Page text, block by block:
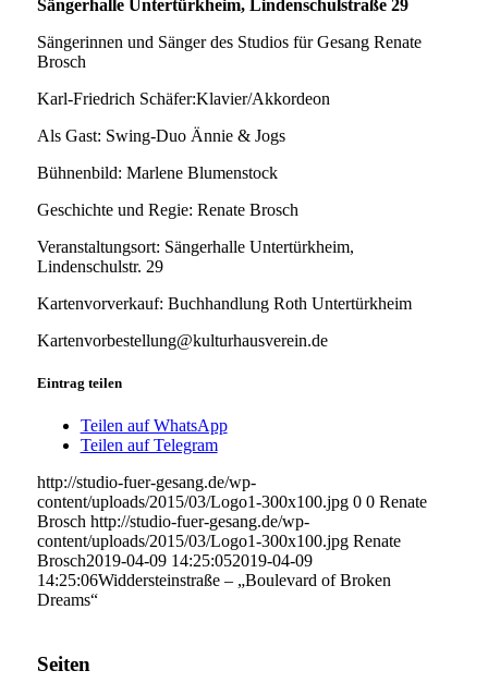
Sängerhalle Untertürkheim, Lindenschulstraße 29
Sängerinnen und Sänger des Studios für Gesang Renate
Brosch
Karl-Friedrich Schäfer:Klavier/Akkordeon
Als Gast: Swing-Duo Ännie & Jogs
Bühnenbild: Marlene Blumenstock
Geschichte und Regie: Renate Brosch
Veranstaltungsort: Sängerhalle Untertürkheim,
Lindenschulstr. 29
Kartenvorverkauf: Buchhandlung Roth Untertürkheim
Kartenvorbestellung@kulturhausverein.de
Eintrag teilen
Teilen auf WhatsApp
Teilen auf Telegram
http://studio-fuer-gesang.de/wp-
content/uploads/2015/03/Logo1-300x100.jpg 0 0 Renate
Brosch http://studio-fuer-gesang.de/wp-
content/uploads/2015/03/Logo1-300x100.jpg Renate
Brosch2019-04-09 14:25:052019-04-09
14:25:06Widdersteinstraße – „Boulevard of Broken
Dreams“
Seiten